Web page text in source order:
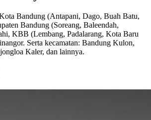
Bandung (Antapani, Dago, Buah Batu,
Bandung (Soreang, Baleendah,
KBB (Lembang, Padalarang, Kota Baru
Serta kecamatan: Bandung Kulon,
Kaler, dan lainnya.